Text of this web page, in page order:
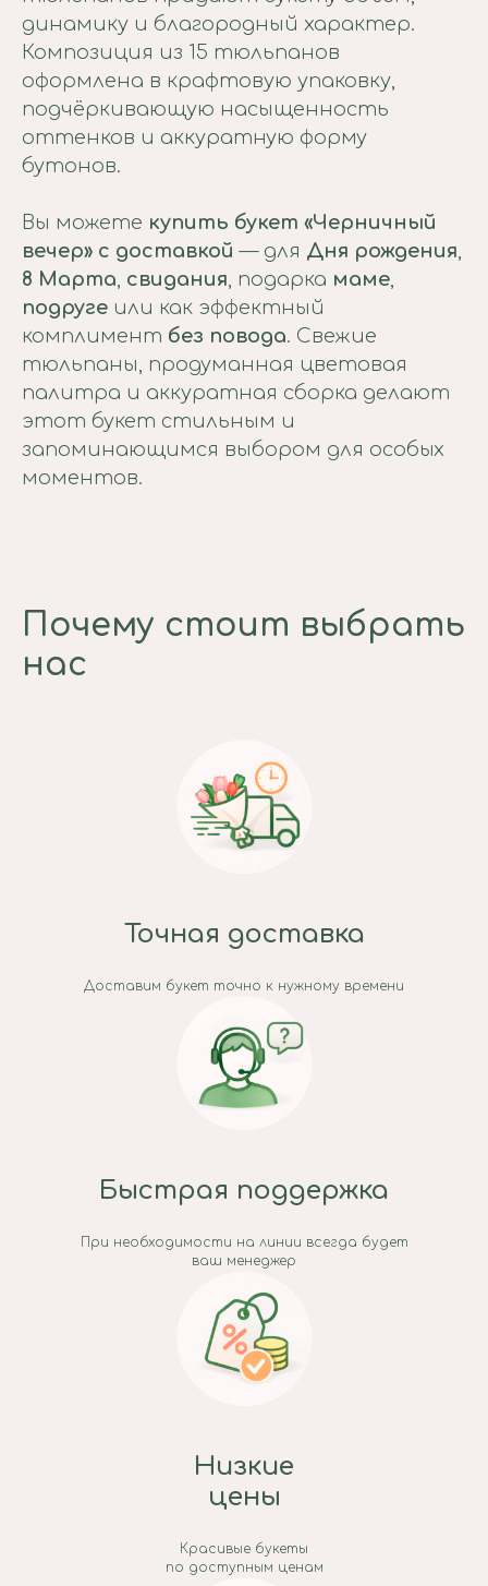
динамику и благородный характер.
Композиция из 15 тюльпанов
оформлена в крафтовую упаковку,
подчёркивающую насыщенность
оттенков и аккуратную форму
бутонов.
Вы можете купить букет «Черничный
вечер» с доставкой — для Дня рождения,
8 Марта, свидания, подарка маме,
подруге или как эффектный
комплимент без повода. Свежие
тюльпаны, продуманная цветовая
палитра и аккуратная сборка делают
этот букет стильным и
запоминающимся выбором для особых
моментов.
Почему стоит выбрать
нас
Точная доставка
Доставим букет точно к нужному времени
Быстрая поддержка
При необходимости на линии всегда будет
ваш менеджер
Низкие
цены
Красивые букеты
по доступным ценам